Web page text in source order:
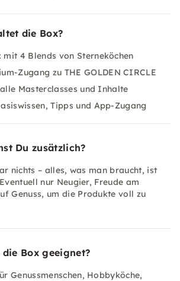
die Box?
4 Blends von Sterneköchen
Zugang zu THE GOLDEN CIRCLE
Masterclasses und Inhalte
Tipps und App-Zugang
Du zusätzlich?
nichts – alles, was man braucht, ist
nur Neugier, Freude am
Genuss, um die Produkte voll zu
Box geeignet?
Genussmenschen, Hobbyköche,